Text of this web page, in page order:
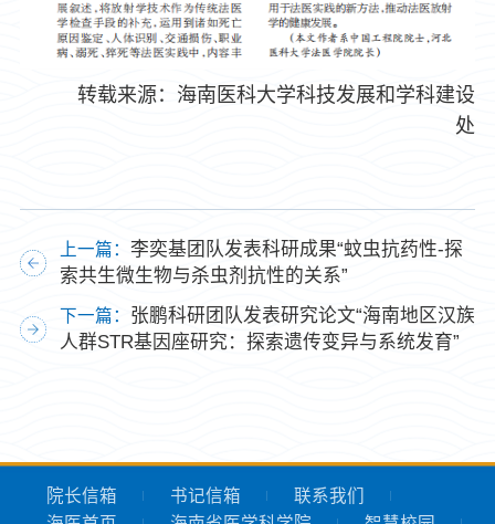
转载来源：海南医科大学科技发展和学科建设
处
上一篇： 李奕基团队发表科研成果“蚊虫抗药性-探
索共生微生物与杀虫剂抗性的关系”
下一篇： 张鹏科研团队发表研究论文“海南地区汉族
人群STR基因座研究：探索遗传变异与系统发育”
院长信箱 书记信箱
联系我们